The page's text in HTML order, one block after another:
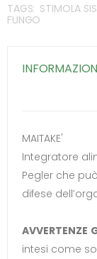
TAGS: STIMOLA
FUNGO
MAITAKE'
Integratore
Pegler che
difese
AVVERTENZE
intesi come